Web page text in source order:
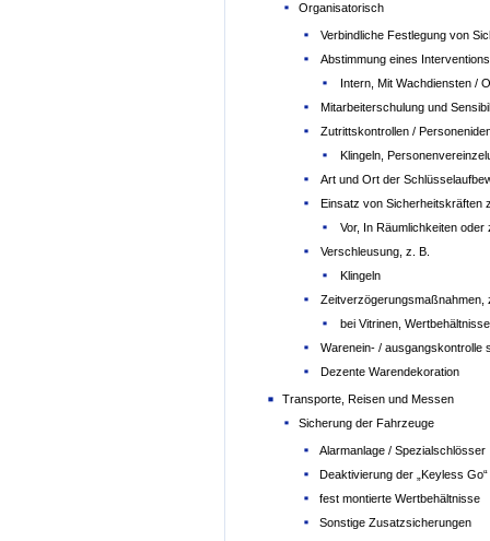
Organisatorisch
Verbindliche Festlegung von
Abstimmung eines
Intern, Mit Wachdiensten /
Mitarbeiterschulung und
Zutrittskontrollen /
Klingeln,
Art und Ort der
Einsatz von Sicherheitskräften
Vor, In Räumlichkeiten
Verschleusung, z. B.
Klingeln
Zeitverzögerungsmaßnahmen,
bei Vitrinen,
Warenein- / ausgangskontrolle
Dezente Warendekoration
Transporte, Reisen und Messen
Sicherung der Fahrzeuge
Alarmanlage / Spezialschlösser
Deaktivierung der „Keyless
fest montierte Wertbehältnisse
Sonstige Zusatzsicherungen